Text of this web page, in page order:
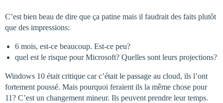
C’est bien beau de dire que ça patine mais il faudrait des faits plutôt
que des impressions:
6 mois, est-ce beaucoup. Est-ce peu?
quel est le risque pour Microsoft? Quelles sont leurs projections?
Windows 10 était critique car c’était le passage au cloud, ils l’ont
fortement poussé. Mais pourquoi feraient ils la même chose pour
11? C’est un changement mineur. Ils peuvent prendre leur temps.